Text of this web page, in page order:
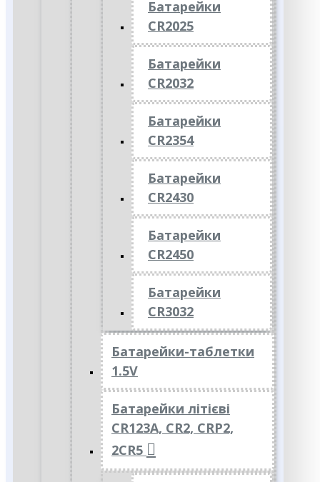
Батарейки
CR2025
Батарейки
CR2032
Батарейки
CR2354
Батарейки
CR2430
Батарейки
CR2450
Батарейки
CR3032
Батарейки-таблетки
1.5V
Батарейки літієві
CR123A, CR2, CRP2,
2CR5